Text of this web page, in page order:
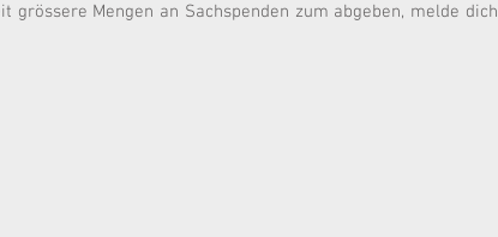
grössere Mengen an Sachspenden zum abgeben, melde dich